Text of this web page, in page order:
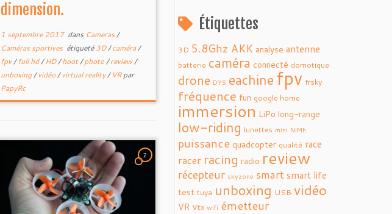
dimension.
1 septembre 2017dans Cameras/
Caméras sportives étiqueté3D/caméra/
fpv/full hd/HD/hoot/photo/review/
unboxing/vidéo/virtual reality/ VRpar
PapyRc
2
Étiquettes
3D 5.8Ghz AKK analyse antenne
batterie caméra connecté domotique
drone DYS eachine fpv frsky
fréquence fun google home
immersion LiPo long-range
low-riding lunettes mini NiMh
puissance quadcopter qualité race
racer racing radio review
récepteur skyzone smartsmart life
test tuya unboxing USB vidéo
VR Vtx wifi émetteur